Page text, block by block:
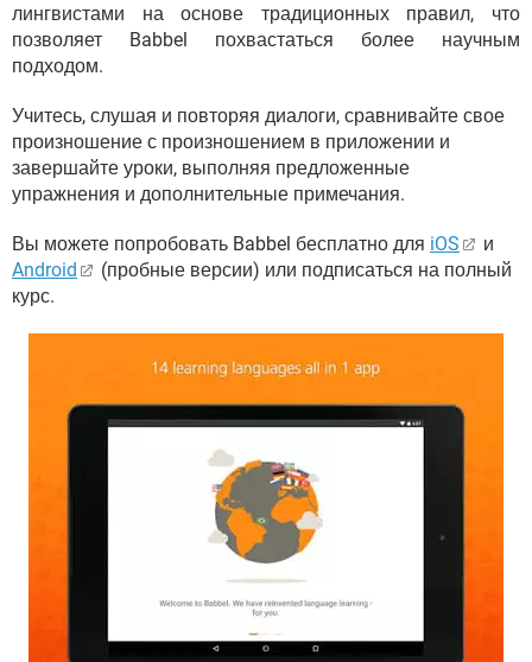
лингвистами на основе традиционных правил, что
позволяет Babbel похвастаться более научным
подходом.
Учитесь, слушая и повторяя диалоги, сравнивайте свое
произношение с произношением в приложении и
завершайте уроки, выполняя предложенные
упражнения и дополнительные примечания.
Вы можете попробовать Babbel бесплатно для iOS
и
Android
(пробные версии) или подписаться на полный
курс.